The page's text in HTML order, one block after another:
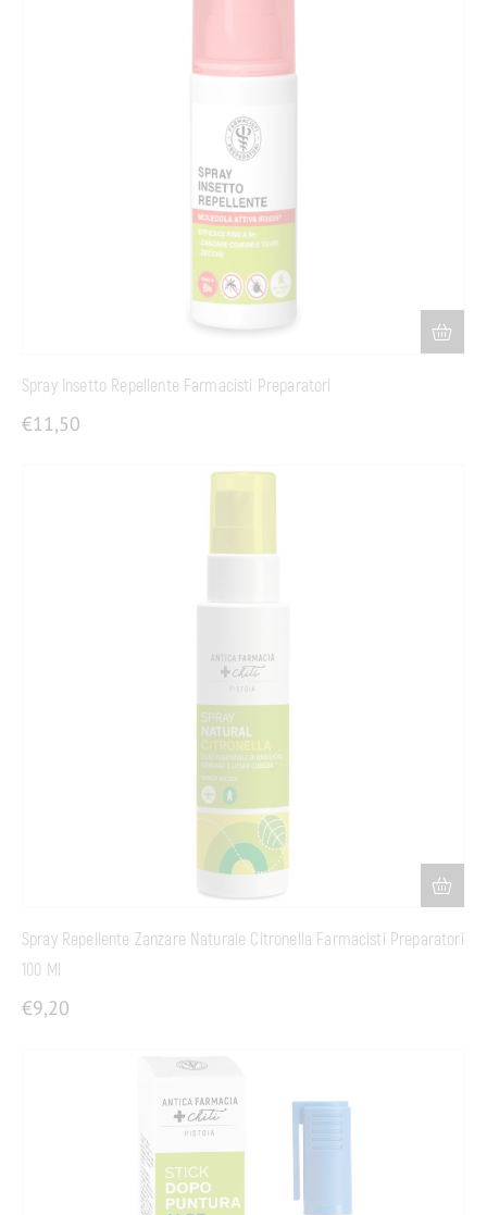
Spray Insetto Repellente Farmacisti Preparatori
€11,50
Spray Repellente Zanzare Naturale Citronella Farmacisti Preparatori
100 Ml
€9,20